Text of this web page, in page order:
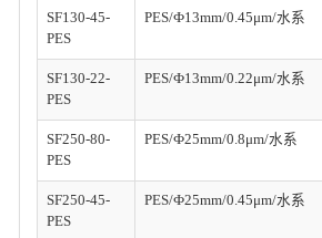
SF130-45-
PES
PES/Ф13mm/0.45μm/水系
SF130-22-
PES
PES/Ф13mm/0.22μm/水系
SF250-80-
PES
PES/Ф25mm/0.8μm/水系
SF250-45-
PES
PES/Ф25mm/0.45μm/水系